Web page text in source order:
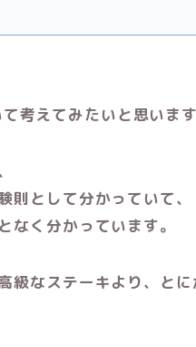
考えてみたいと思います
として分かっていて、
なく分かっています。
級なステーキより、と